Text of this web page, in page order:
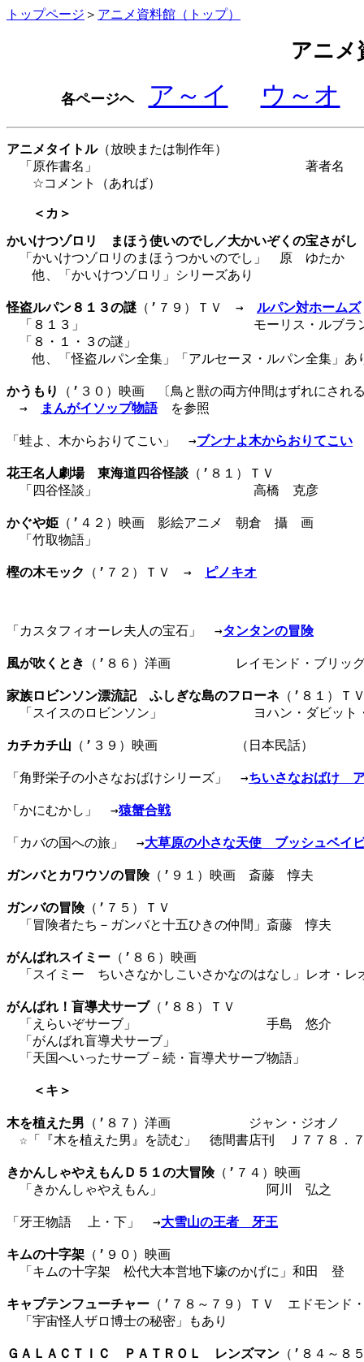
トップページ ＞ アニメ資料館（トップ）
アニメ
各ページヘ ア～イ ウ～オ
アニメタイトル（放映または制作年）
「原作書名」 著者名 出
☆コメント（あれば）
＜カ＞
かいけつゾロリ　まほう使いのでし／大かいぞくの宝さがし
「かいけつゾロリのまほうつかいのでし」　原　ゆたか
他、「かいけつゾロリ」シリーズあり
怪盗ルパン８１３の謎 （’７９）ＴＶ　→ ルパン対ホームズ
「８１３」　　　　　　　　　　　　　モーリス・ルブラ
「８・１・３の謎」
他、「怪盗ルパン全集」「アルセーヌ・ルパン全集」あ
かうもり
（’３０）映画　〔鳥と獣の両方仲間はずれにされ
→
まんがイソップ物語 を参照
「蛙よ、木からおりてこい」　→ブンナよ木からおりてこい
花王名人劇場　東海道四谷怪談 （’８１）ＴＶ
「四谷怪談」　　　　　　　　　　　　高橋　克彦　　
かぐや姫 （’４２）映画　影絵アニメ　朝倉　攝　画　　　
「竹取物語」　　　　　　　　　　　　　　　　　　　
樫の木モック （’７２）ＴＶ　→ ピノキオ
「カスタフィオーレ夫人の宝石」　→タンタンの冒険
風が吹くとき （’８６）洋画　　　　　レイモンド・ブリッ
家族ロビンソン漂流記　ふしぎな島のフローネ （’８１）Ｔ
「スイスのロビンソン」　　　　　　　ヨハン・ダビッ
カチカチ山 （’３９）映画　　　　　　（日本民話）　　　
「角野栄子の小さなおばけシリーズ」　→ちいさなおばけ　
「かにむかし」　→猿蟹合戦
「カバの国への旅」　→大草原の小さな天使　ブッシュベイ
ガンバとカワウソの冒険（’９１）映画　斎藤　惇夫　　　
ガンバの冒険（’７５）ＴＶ
「冒険者たち－ガンバと十五ひきの仲間」斎藤　惇夫　
がんばれスイミー （’８６）映画
「スイミー　ちいさなかしこいさかなのはなし」レオ・レ
がんばれ！盲導犬サーブ（’８８）ＴＶ
「えらいぞサーブ」　　　　　　　　　　手島　悠介　
「がんばれ盲導犬サーブ」
「天国へいったサーブ－続・盲導犬サーブ物語」
＜キ＞
木を植えた男 （’８７）洋画　　　　　　ジャン・ジオノ　
☆「『木を植えた男』を読む」　徳間書店刊　Ｊ７７８．
きかんしゃやえもんＤ５１の大冒険（’７４）映画
「きかんしゃやえもん」　　　　　　　　阿川　弘之　　
「牙王物語  上・下」　→大雪山の王者　牙王
キムの十字架 （’９０）映画
「キムの十字架　松代大本営地下壕のかげに」和田　登
キャプテンフューチャー （’７８～７９）ＴＶ　エドモンド
「宇宙怪人ザロ博士の秘密」もあり
ＧＡＬＡＣＴＩＣ　ＰＡＴＲＯＬ　レンズマン （’８４～８